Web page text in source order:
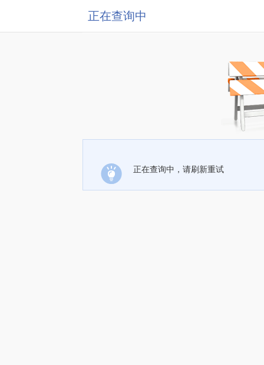
正在查询中
正在查询中，请刷新重试